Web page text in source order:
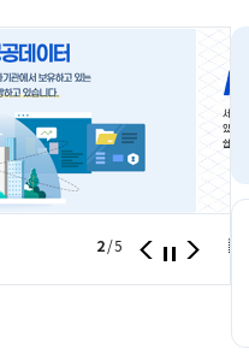
서울
2 /5